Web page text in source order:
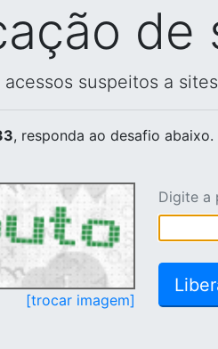
de
suspeitos a
, responda ao desafio abaixo.
[trocar imagem]
Digite a